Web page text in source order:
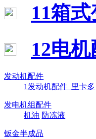
11箱
12电
发动机配件
1发动机配件_里卡多
发电机组配件
机油 防冻液
钣金半成品